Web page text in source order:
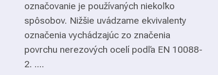
označovanie je používaných niekoľko
spôsobov. Nižšie uvádzame ekvivalenty
označenia vychádzajúc zo značenia
povrchu nerezových ocelí podľa EN 10088-
2. ....